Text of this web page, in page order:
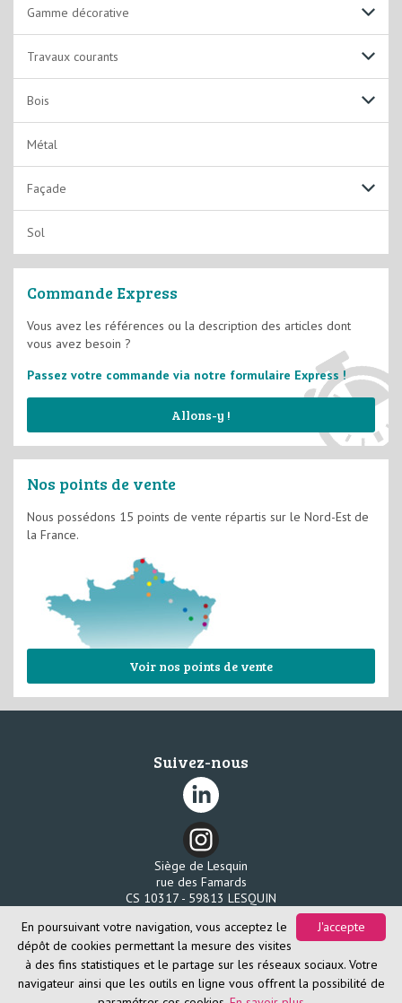
Gamme décorative
Non lustrantes
Alkydes Emulsion
Laques
Solutions Techniques
Travaux courants
Solutions acryliques
Solutions solvantées
Bois
Laques acryliques
Laques solvantées
Lasures
Vernis
Métal
Façade
Fixateurs et Impressions
Sol
Commande Express
Vous avez les références ou la description des articles dont
vous avez besoin ?
Passez votre commande via notre formulaire Express !
Allons-y !
Nos points de vente
Nous possédons 15 points de vente répartis sur le Nord-Est de
la France.
Voir nos points de vente
Suivez-nous
Siège de Lesquin
rue des Famards
CS 10317 - 59813 LESQUIN
Fax. 03 20 96 58 85
J'accepte
En poursuivant votre navigation, vous acceptez le
dépôt de cookies permettant la mesure des visites
à des fins statistiques et le partage sur les réseaux sociaux. Votre
navigateur ainsi que les outils en ligne vous offrent la possibilité de